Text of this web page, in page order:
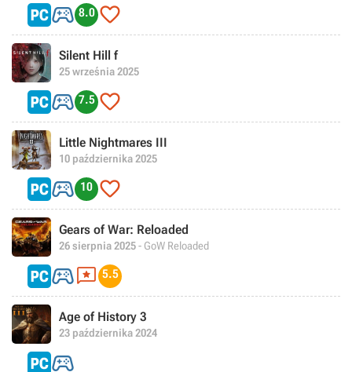
 8.0 
Silent Hill f
25 września 2025
 7.5 
Little Nightmares III
10 października 2025
 10 
Gears of War: Reloaded
26 sierpnia 2025- GoW Reloaded
 5.5
Age of History 3
23 października 2024
